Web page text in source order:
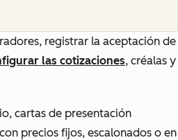
registrar la aceptación de
las cotizaciones, créalas y
cartas de presentación
precios fijos, escalonados o en